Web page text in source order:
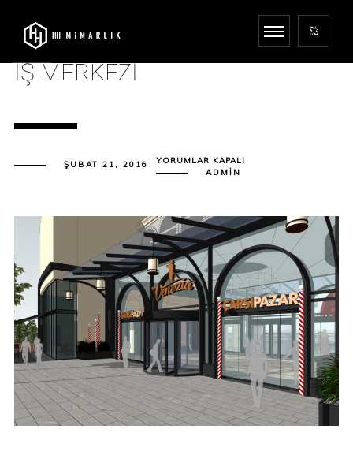
İŞ MERKEZI
ŞUBAT 21, 2016 İŞ
IÇIN
YORUMLAR KAPALI
ADMIN